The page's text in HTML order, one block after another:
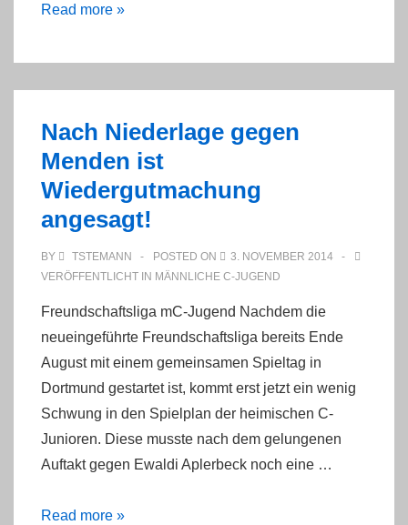
Freundschaftsliga
Jdg:
Chance
Read more »
Nach Niederlage gegen
Menden ist
Wiedergutmachung
angesagt!
BY TSTEMANN POSTED ON
3. NOVEMBER 2014
VERÖFFENTLICHT IN MÄNNLICHE C-JUGEND
Freundschaftsliga mC-Jugend Nachdem die
neueingeführte Freundschaftsliga bereits Ende
August mit einem gemeinsamen Spieltag in
Dortmund gestartet ist, kommt erst jetzt ein wenig
Schwung in den Spielplan der heimischen C-
Junioren. Diese musste nach dem gelungenen
Auftakt gegen Ewaldi Aplerbeck noch eine …
Nach
Read more »